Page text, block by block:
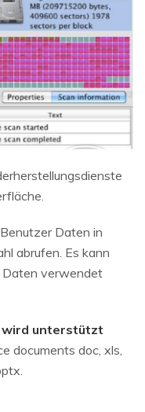
Daten in
abrufen. Es kann
Daten verwendet
wird unterstützt
documents doc, xls,